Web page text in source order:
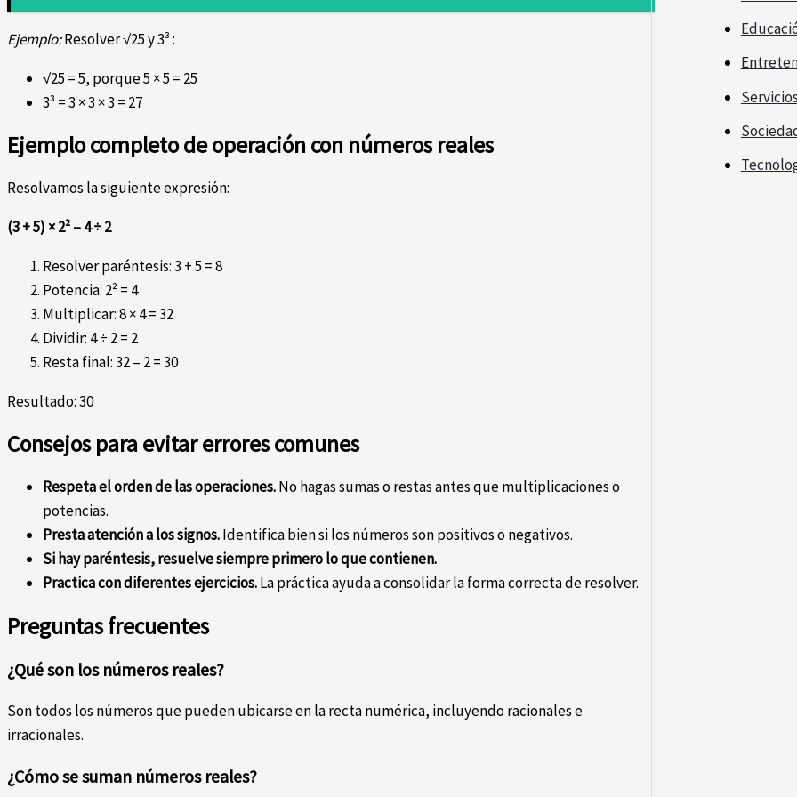
Ejemplo:Resolver √25 y 3³ :
√25 = 5, porque 5 × 5 = 25
3³ = 3 × 3 × 3 = 27
Ejemplo completo de operación con números reales
Resolvamos la siguiente expresión:
(3 + 5) × 2² – 4 ÷ 2
Resolver paréntesis: 3 + 5 = 8
Potencia: 2² = 4
Multiplicar: 8 × 4 = 32
Dividir: 4 ÷ 2 = 2
Resta final: 32 – 2 = 30
Resultado: 30
Consejos para evitar errores comunes
Respeta el orden de las operaciones.No hagas sumas o restas antes que multiplicaciones o
potencias.
Presta atención a los signos.Identifica bien si los números son positivos o negativos.
Si hay paréntesis, resuelve siempre primero lo que contienen.
Practica con diferentes ejercicios.La práctica ayuda a consolidar la forma correcta de resolver.
Preguntas frecuentes
¿Qué son los números reales?
Son todos los números que pueden ubicarse en la recta numérica, incluyendo racionales e
irracionales.
¿Cómo se suman números reales?
Servicios